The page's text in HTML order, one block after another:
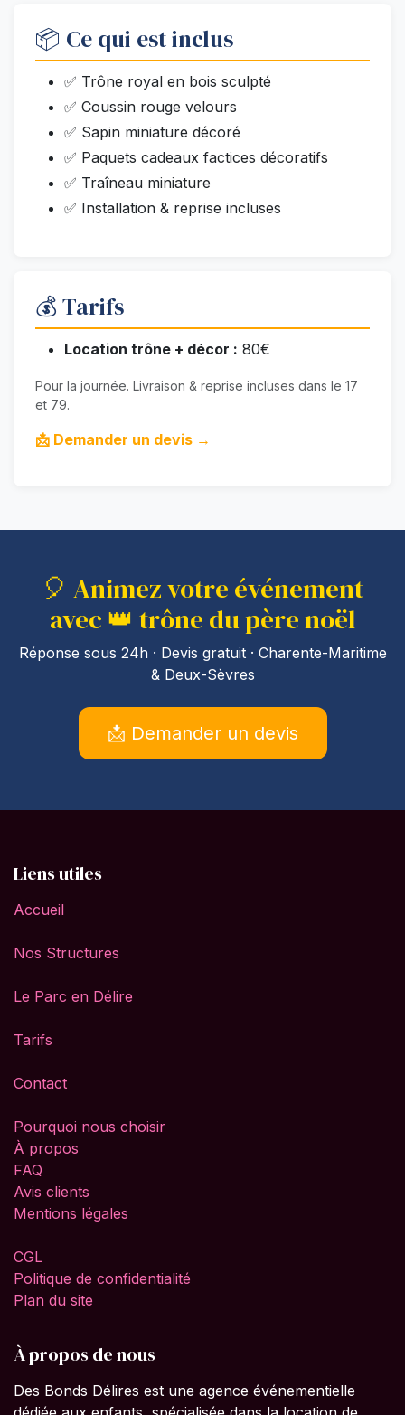
📦 Ce qui est inclus
✅ Trône royal en bois sculpté
✅ Coussin rouge velours
✅ Sapin miniature décoré
✅ Paquets cadeaux factices décoratifs
✅ Traîneau miniature
✅ Installation & reprise incluses
💰 Tarifs
Location trône + décor : 80€
Pour la journée. Livraison & reprise incluses dans le 17
et 79.
📩 Demander un devis →
🎈 Animez votre événement
avec 👑 trône du père noël
Réponse sous 24h · Devis gratuit · Charente-Maritime
& Deux-Sèvres
📩 Demander un devis
Liens utiles
Accueil
Nos Structures
Le Parc en Délire
Tarifs
Contact
Pourquoi nous choisir
À propos
FAQ
Avis clients
Mentions légales
CGL
Politique de confidentialité
Plan du site
À propos de nous
Des Bonds Délires est une agence événementielle